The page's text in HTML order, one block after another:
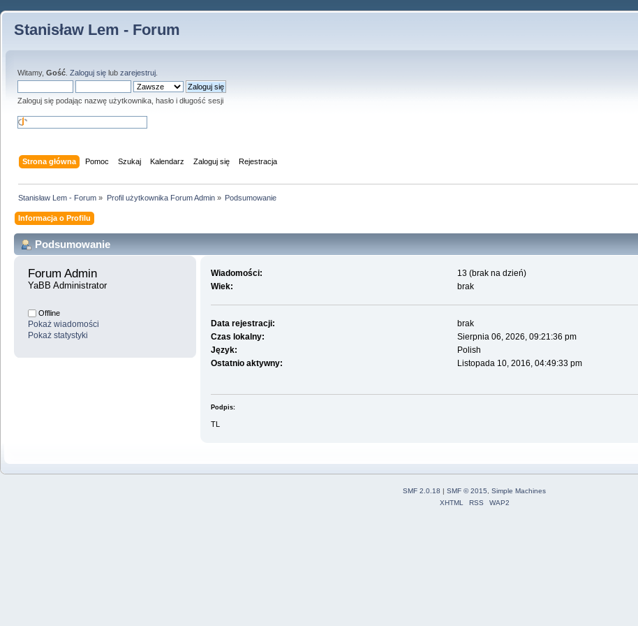
Stanisław Lem - Forum
Witamy, Gość Zaloguj się lub zarejestruj
Zaloguj się podając nazwę użytkownika, hasło i długość sesji
Strona główna Pomoc Szukaj Kalendarz Zaloguj się Rejestracja
Stanisław Lem - Forum » Profil użytkownika Forum Admin» Podsumowanie
Informacja o Profilu
Podsumowanie
Forum Admin
YaBB Administrator
Offline
Pokaż wiadomości
Pokaż statystyki
Wiadomości:
13 (brak na dzień)
Wiek:
brak
Data rejestracji:
brak
Czas lokalny:
Sierpnia 06, 2026, 09:21:36 pm
Język:
Polish
Ostatnio aktywny:
Listopada 10, 2016, 04:49:33 pm
Podpis:
TL
SMF 2.0.18 | SMF © 2015
Simple Machines
XHTML
RSS WAP2